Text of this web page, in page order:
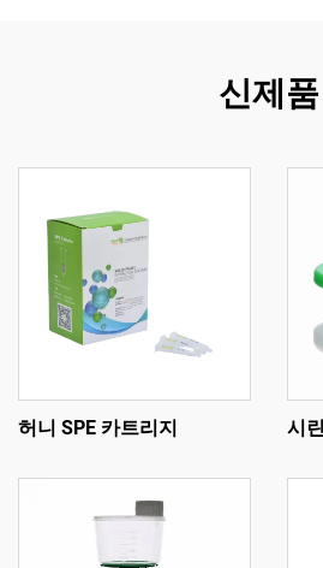
신제품
허니 SPE 카트리지 시